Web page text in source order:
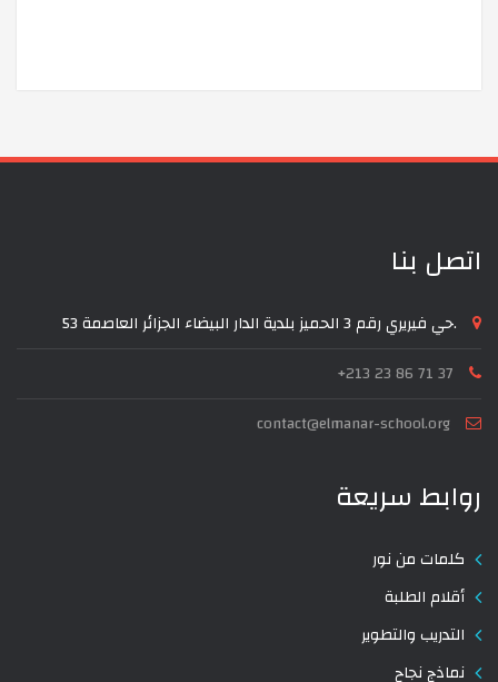
اتصل بنا
53 حي فيريري رقم 3 الحميز بلدية الدار البيضاء الجزائر العاصمة.
+213 23 86 71 37
contact@elmanar-school.org
روابط سريعة
كلمات من نور
أقلام الطلبة
التدريب والتطوير
نماذج نجاح